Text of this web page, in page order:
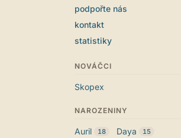
podpořte nás
kontakt
statistiky
NOVÁČCI
Skopex
NAROZENINY
Auril 18 Daya 15